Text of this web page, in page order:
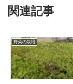
関連記事
野菜の栽培